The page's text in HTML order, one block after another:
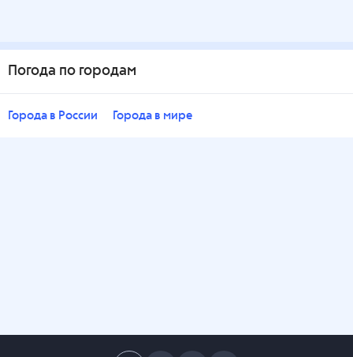
Погода по городам
Города в России Города в мире